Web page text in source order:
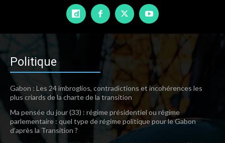
Politique
Gabon : Les 24 imbroglios, contradictions et incohérences les
plus criards de la charte de la transition
Ma pensée du jour (33) : régime présidentiel ou régime
parlementaire : quel type de régime politique pour le Gabon
d’après la Transition ?